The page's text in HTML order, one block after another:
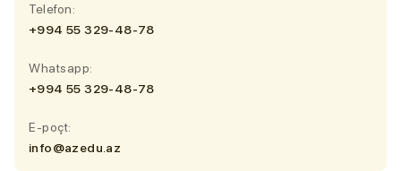
Telefon:
+994 55 329-48-78
Whatsapp:
+994 55 329-48-78
E-poçt:
info@azedu.az